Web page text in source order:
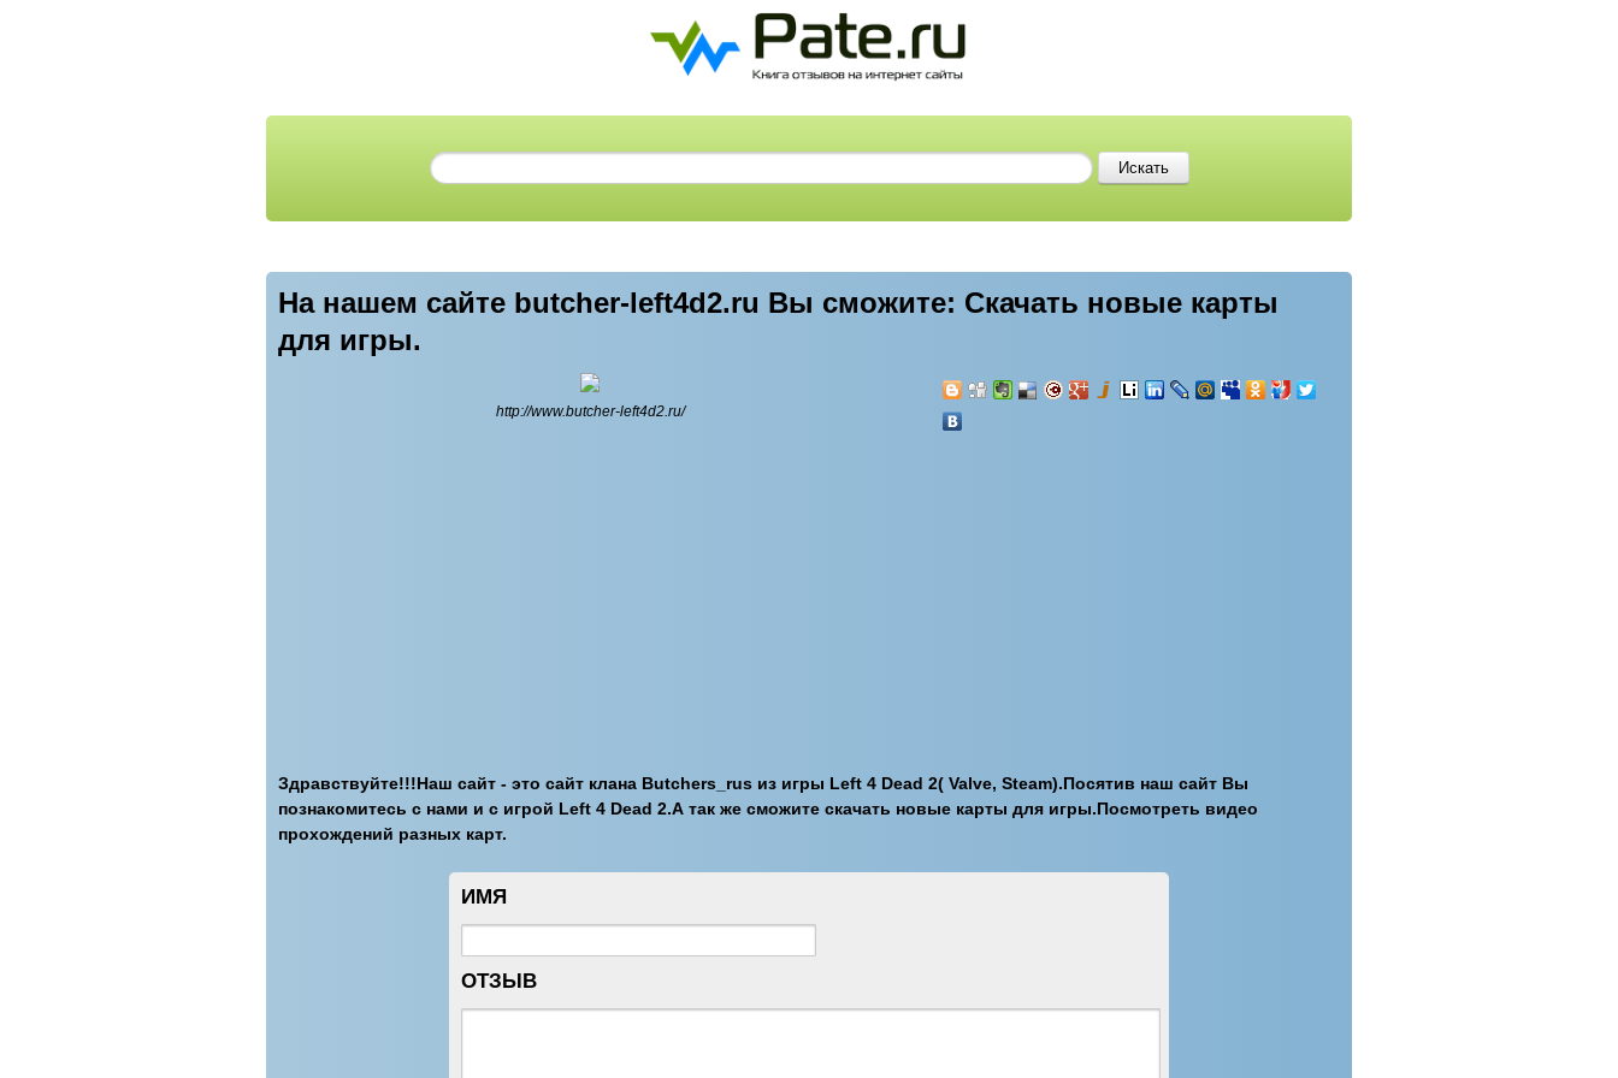
На нашем сайте butcher-left4d2.ru Вы сможите: Скачать новые карты
для игры.
http://www.butcher-left4d2.ru/
Здравствуйте!!!Наш сайт - это сайт клана Butchers_rus из игры Left 4 Dead 2( Valve, Steam).Посятив наш сайт Вы
познакомитесь с нами и с игрой Left 4 Dead 2.А так же сможите скачать новые карты для игры.Посмотреть видео
прохождений разных карт.
ИМЯ
ОТЗЫВ